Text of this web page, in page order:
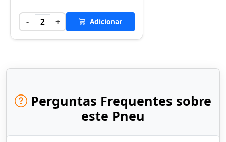
- 2 + Adicionar
Perguntas Frequentes sobre
este Pneu